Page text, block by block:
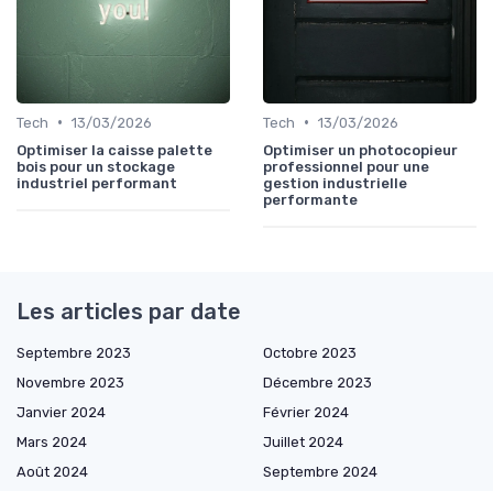
Tech • 13/03/2026
Optimiser la caisse palette
bois pour un stockage
industriel performant
Tech • 13/03/2026
Optimiser un photocopieur
professionnel pour une
gestion industrielle
performante
Les articles par date
Septembre 2023
Octobre 2023
Novembre 2023
Décembre 2023
Janvier 2024
Février 2024
Mars 2024
Juillet 2024
Août 2024
Septembre 2024